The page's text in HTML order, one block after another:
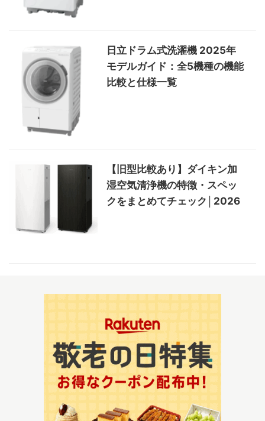
日立ドラム式洗濯機 2025年
モデルガイド：全5機種の機能
比較と仕様一覧
【旧型比較あり】ダイキン加
湿空気清浄機の特徴・スペッ
クをまとめてチェック│2026